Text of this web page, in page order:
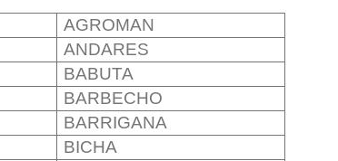
AGROMAN
ANDARES
BABUTA
BARBECHO
BARRIGANA
BICHA